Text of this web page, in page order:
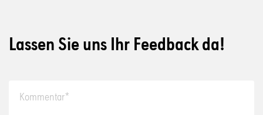
Lassen Sie uns Ihr Feedback da!